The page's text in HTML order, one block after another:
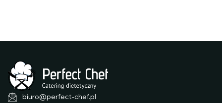
biuro@perfect-chef.pl